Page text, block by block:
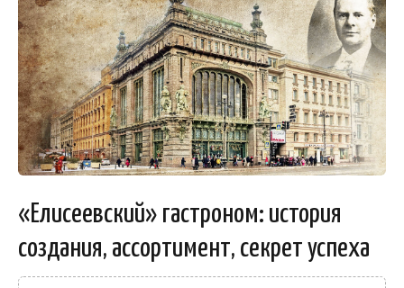
«Елисеевский» гастроном: история
создания, ассортимент, секрет успеха